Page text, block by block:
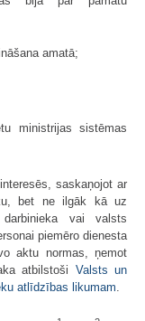
amatā;
ministrijas sistēmas
saskaņojot ar
bet ne ilgāk kā uz
vai valsts
piemēro dienesta
aktu normas, ņemot
atbilstoši Valsts un
atlīdzības likumam.